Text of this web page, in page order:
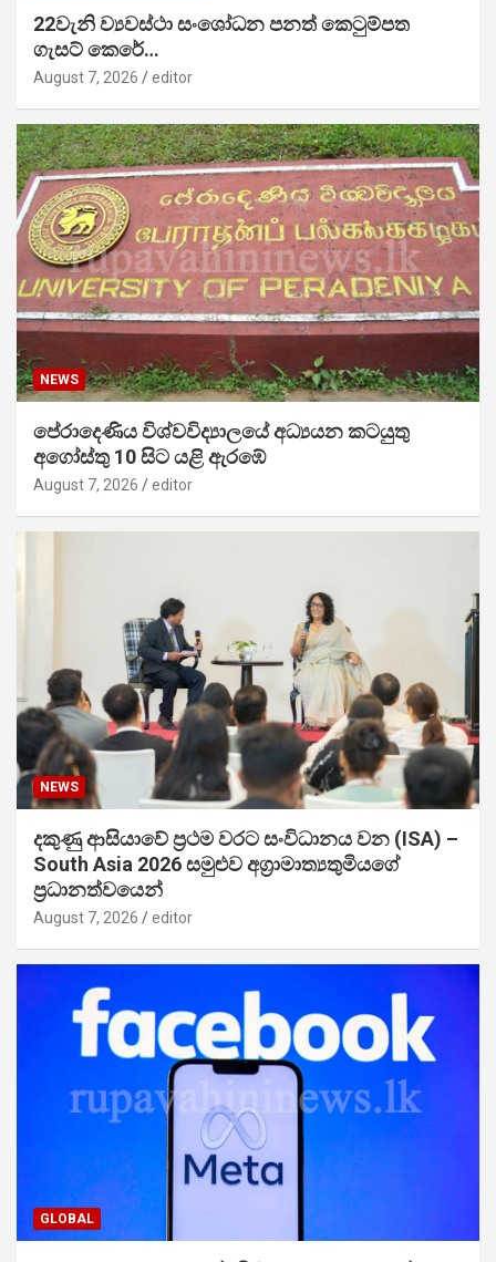
22වැනි ව්‍යවස්ථා සංශෝධන පනත් කෙටුම්පත
ගැසට් කෙරේ…
August 7, 2026 editor
NEWS
පේරාදෙණිය විශ්වවිද්‍යාලයේ අධ්‍යයන කටයුතු
අගෝස්තු 10 සිට යළි ඇරඹේ
August 7, 2026 editor
NEWS
දකුණු ආසියාවේ ප්‍රථම වරට සංවිධානය වන (ISA) –
South Asia 2026 සමුළුව අග්‍රාමාත්‍යතුමියගේ
ප්‍රධානත්වයෙන්
August 7, 2026 editor
GLOBAL